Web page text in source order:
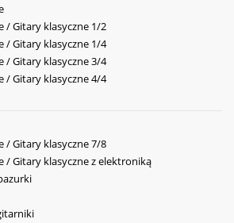
/ Gitary klasyczne 1/2
/ Gitary klasyczne 1/4
/ Gitary klasyczne 3/4
/ Gitary klasyczne 4/4
/ Gitary klasyczne 7/8
/ Gitary klasyczne z elektroniką